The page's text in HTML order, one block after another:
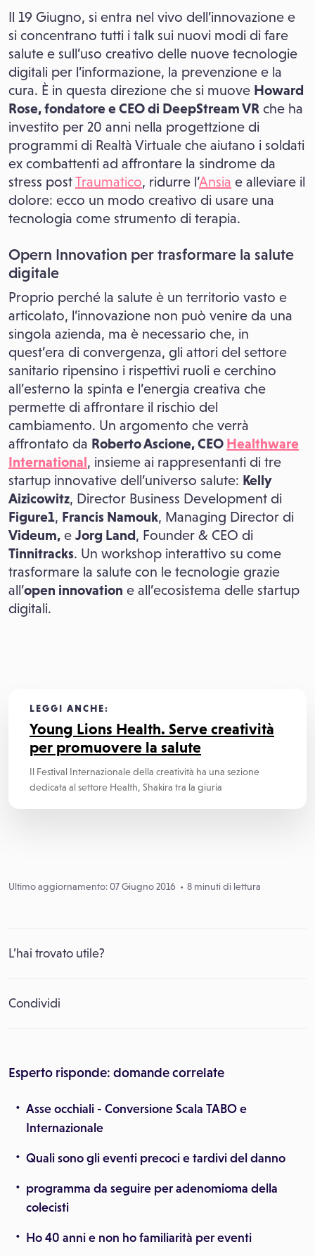
Il 19 Giugno, si entra nel vivo dell’innovazione e
si concentrano tutti i talk sui nuovi modi di fare
salute e sull’uso creativo delle nuove tecnologie
digitali per l’informazione, la prevenzione e la
cura. È in questa direzione che si muove Howard
Rose, fondatore e CEO di DeepStream VR che ha
investito per 20 anni nella progettzione di
programmi di Realtà Virtuale che aiutano i soldati
ex combattenti ad affrontare la sindrome da
stress postTraumatico, ridurre l’Ansia e alleviare il
dolore: ecco un modo creativo di usare una
tecnologia come strumento di terapia.
Opern Innovation per trasformare la salute
digitale
Proprio perché la salute è un territorio vasto e
articolato, l’innovazione non può venire da una
singola azienda, ma è necessario che, in
quest’era di convergenza, gli attori del settore
sanitario ripensino i rispettivi ruoli e cerchino
all’esterno la spinta e l’energia creativa che
permette di affrontare il rischio del
cambiamento. Un argomento che verrà
affrontato da Roberto Ascione, CEO Healthware
International, insieme ai rappresentanti di tre
startup innovative dell’universo salute: Kelly
Aizicowitz, Director Business Development di
Figure1, Francis Namouk, Managing Director di
Videum, e Jorg Land, Founder & CEO di
Tinnitracks. Un workshop interattivo su come
trasformare la salute con le tecnologie grazie
all’open innovation e all’ecosistema delle startup
digitali.
LEGGI ANCHE:
Young Lions Health. Serve creatività
per promuovere la salute
Il Festival Internazionale della creatività ha una sezione
dedicata al settore Health, Shakira tra la giuria
Ultimo aggiornamento: 07 Giugno 2016 8 minuti di lettura
L’hai trovato utile?
Condividi
Esperto risponde: domande correlate
Asse occhiali - Conversione Scala TABO e
Internazionale
Quali sono gli eventi precoci e tardivi del danno
programma da seguire per adenomioma della
colecisti
Ho 40 anni e non ho familiarità per eventi